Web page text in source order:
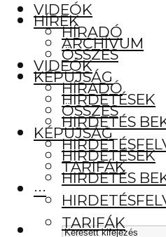
VIDEÓK
HÍRADÓ
ÖSSZES
KÉPÚJSÁG
HIRDETÉSEK
HIRDETÉS
TARIFÁK
···
HÍREK
ARCHÍVUM
VIDEÓK
HÍRADÓ
ÖSSZES
KÉPÚJSÁG
HIRDETÉSEK
HIRDETÉS
TARIFÁK